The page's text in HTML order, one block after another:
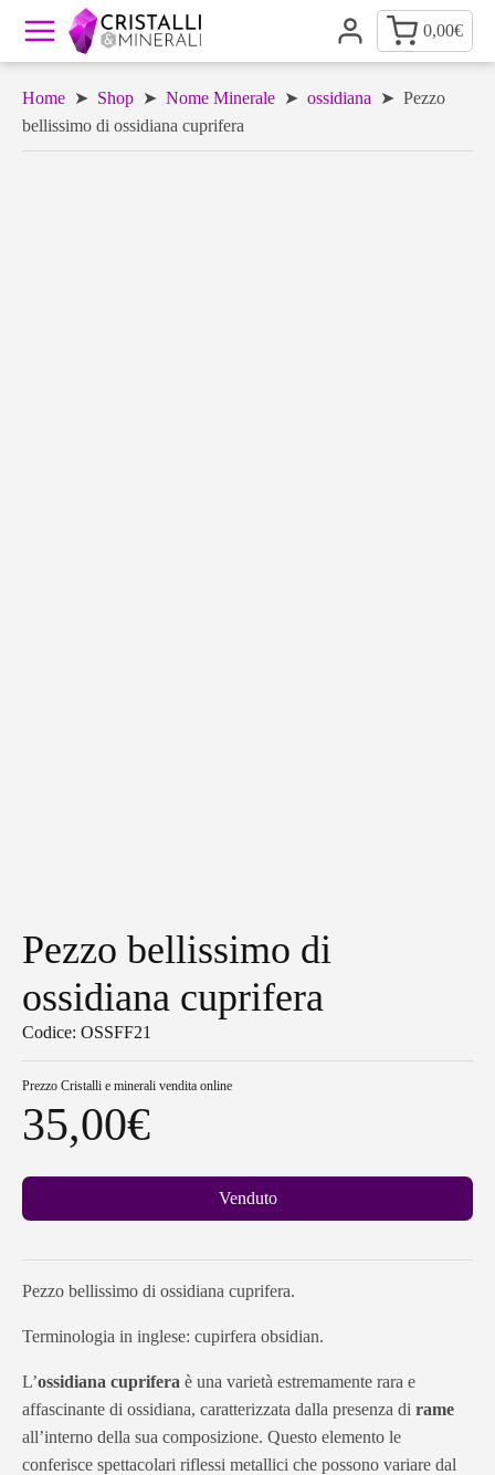
0,00€
Home ➤ Shop ➤ Nome Minerale ➤ ossidiana ➤ Pezzo
bellissimo di ossidiana cuprifera
Pezzo bellissimo di
ossidiana cuprifera
Codice: OSSFF21
Prezzo Cristalli e minerali vendita online
35,00€
Venduto
Pezzo bellissimo di ossidiana cuprifera.
Terminologia in inglese: cupirfera obsidian.
L’ossidiana cuprifera è una varietà estremamente rara e
affascinante di ossidiana, caratterizzata dalla presenza di rame
all’interno della sua composizione. Questo elemento le
conferisce spettacolari riflessi metallici che possono variare dal